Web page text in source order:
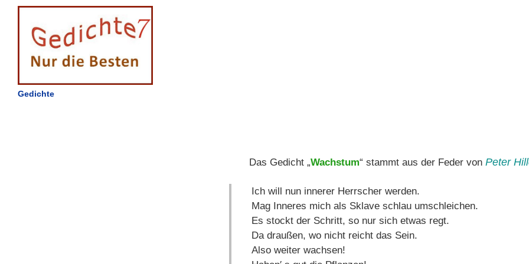
Gedichte
Das Gedicht „Wachstum“ stammt aus der Feder von Peter
Ich will nun innerer Herrscher werden.
Mag Inneres mich als Sklave schlau umschleichen.
Es stockt der Schritt, so nur sich etwas regt.
Da draußen, wo nicht reicht das Sein.
Also weiter wachsen!